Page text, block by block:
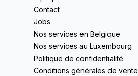
Contact
Jobs
Nos services en Belgique
Nos services au Luxembourg
Politique de confidentialité
Conditions générales de vente